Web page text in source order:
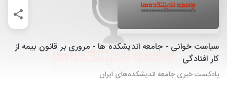
سیاست خوانی - جامعه اندیشکده ها - مروری بر قانون بیمه از
کار افتادگی
پادکست خبری جامعه اندیشکده‌های ایران